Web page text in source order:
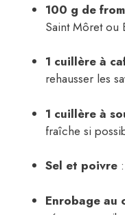
100 g de
Saint Môret ou
1 cuillère à
rehausser les
1 cuillère à
fraîche si
Sel et poivre
Enrobage au